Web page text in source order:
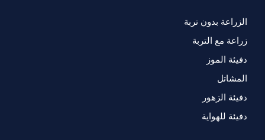
الزراعة بدون تربة
زراعة مع التربة
دفيئة الموز
المشاتل
دفيئة الزهور
دفيئة للهواية